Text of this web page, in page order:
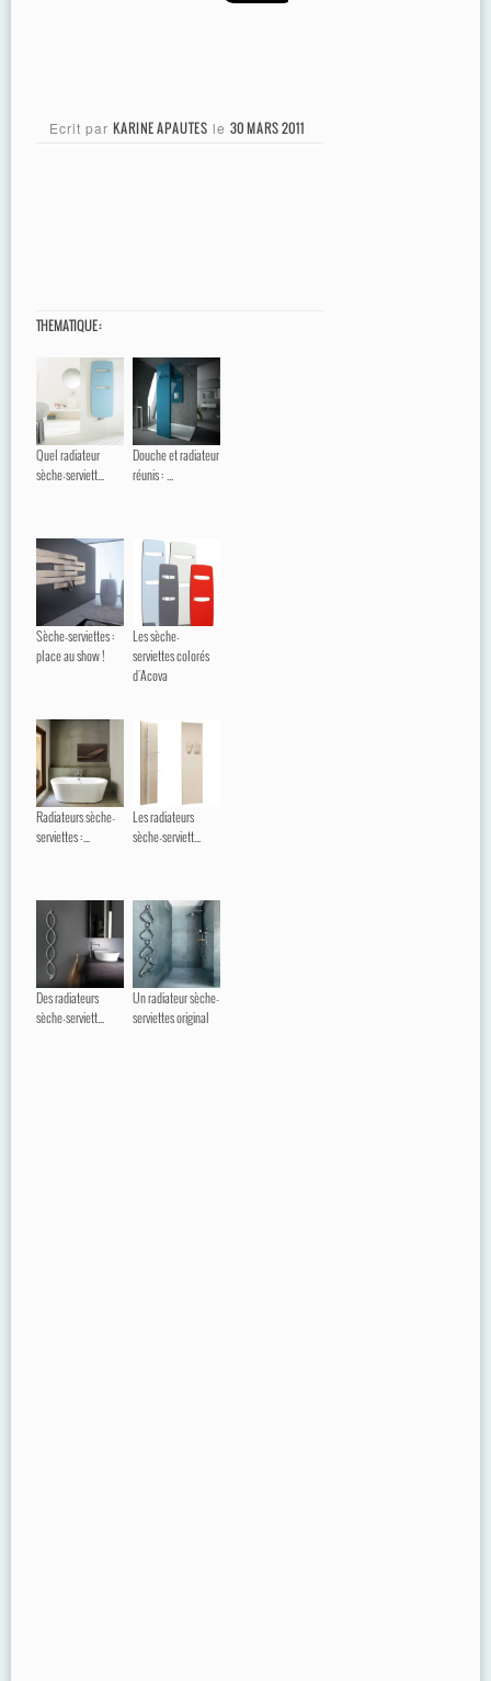
Ecrit par KARINE APAUTES le 30 MARS 2011
THEMATIQUE :
Quel radiateur
sèche-serviett...
Douche et radiateur
réunis : ...
Sèche-serviettes :
place au show !
Les sèche-
serviettes colorés
d'Acova
Radiateurs sèche-
serviettes :...
Les radiateurs
sèche-serviett...
Des radiateurs
sèche-serviett...
Un radiateur sèche-
serviettes original